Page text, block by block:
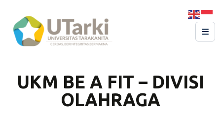
UKM BE A FIT – DIVISI
OLAHRAGA